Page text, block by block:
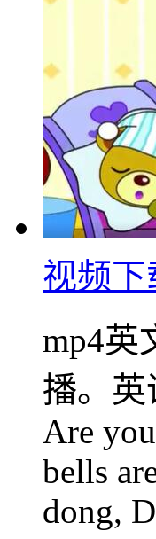
视频下
mp4英
播。英
Are
bells
dong,